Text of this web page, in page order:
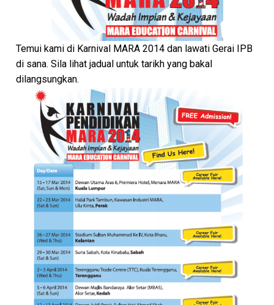
Temui kami di Karnival MARA 2014 dan lawati Gerai IPB
di sana. Sila lihat jadual untuk tarikh yang bakal
dilangsungkan.